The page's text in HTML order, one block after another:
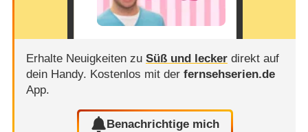
Erhalte Neuigkeiten zu Süß und leckerdirekt auf
dein Handy. Kostenlos mit der fernsehserien.de
App.
Benachrichtige mich